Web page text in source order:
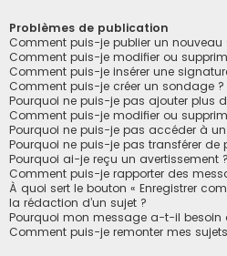
Problèmes de publication
Comment puis-je publier un nouveau
Comment puis-je modifier ou
Comment puis-je insérer une
Comment puis-je créer un sondage ?
Pourquoi ne puis-je pas ajouter plus
Comment puis-je modifier ou
Pourquoi ne puis-je pas accéder à
Pourquoi ne puis-je pas transférer de
Pourquoi ai-je reçu un avertissement ?
Comment puis-je rapporter des
À quoi sert le bouton « Enregistrer
la rédaction d’un sujet ?
Pourquoi mon message a-t-il besoin
Comment puis-je remonter mes